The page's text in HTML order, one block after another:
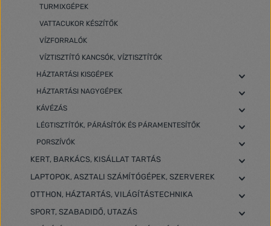
TURMIXGÉPEK
VATTACUKOR KÉSZÍTŐK
VÍZFORRALÓK
VÍZTISZTÍTÓ KANCSÓK, VÍZTISZTÍTÓK
HÁZTARTÁSI KISGÉPEK
HÁZTARTÁSI NAGYGÉPEK
KÁVÉZÁS
LÉGTISZTÍTÓK, PÁRÁSÍTÓK ÉS PÁRAMENTESÍTŐK
PORSZÍVÓK
KERT, BARKÁCS, KISÁLLAT TARTÁS
LAPTOPOK, ASZTALI SZÁMÍTÓGÉPEK, SZERVEREK
OTTHON, HÁZTARTÁS, VILÁGÍTÁSTECHNIKA
SPORT, SZABADIDŐ, UTAZÁS